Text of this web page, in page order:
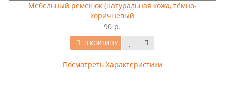
Мебельный ремешок (натуральная кожа, тёмно-
коричневый
90 р.
В КОРЗИНУ
Посмотреть Характеристики